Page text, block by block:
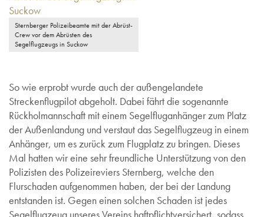
Sternberger Polizeibeamte mit der Abrüst-
Crew vor dem Abrüsten des
Segelflugzeugs in Suckow
So wie erprobt wurde auch der außengelandete
Streckenflugpilot abgeholt. Dabei fährt die sogenannte
Rückholmannschaft mit einem Segelfluganhänger zum Platz
der Außenlandung und verstaut das Segelflugzeug in einem
Anhänger, um es zurück zum Flugplatz zu bringen. Dieses
Mal hatten wir eine sehr freundliche Unterstützung von den
Polizisten des Polizeireviers Sternberg, welche den
Flurschaden aufgenommen haben, der bei der Landung
entstanden ist. Gegen einen solchen Schaden ist jedes